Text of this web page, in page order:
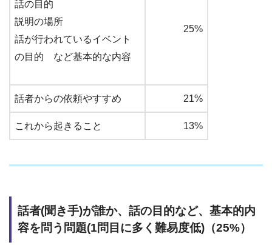
話の目的
説明の場所
話が行われているイベント
の目的 など基本的な内容
25%
話者からの依頼やすすめ 21%
これから起きること 13%
話者(聞き手)が誰か、話の目的など、基本的内
容を問う問題(1問目に多く難易度低)（25%）